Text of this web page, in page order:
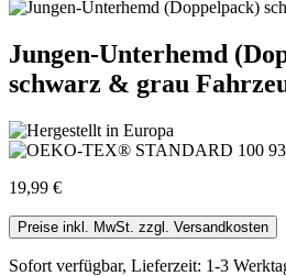
Jungen-Unterhemd
schwarz & grau
19,99 €
Preise inkl. MwSt. zzgl. Versandkosten
Sofort verfügbar, Lieferzeit: 1-3